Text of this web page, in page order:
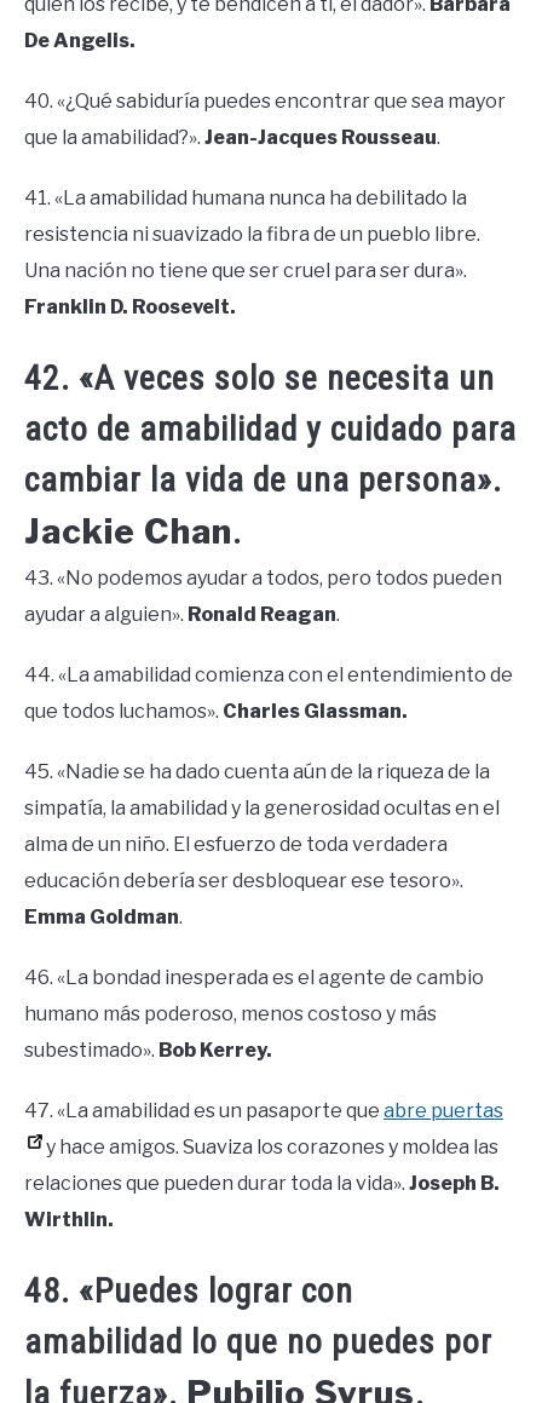
De Angelis.
40. «¿Qué sabiduría puedes encontrar que sea mayor
que la amabilidad?». Jean-Jacques Rousseau.
41. «La amabilidad humana nunca ha debilitado la
resistencia ni suavizado la fibra de un pueblo libre.
Una nación no tiene que ser cruel para ser dura».
Franklin D. Roosevelt.
42. «A veces solo se necesita un
acto de amabilidad y cuidado para
cambiar la vida de una persona».
Jackie Chan.
43. «No podemos ayudar a todos, pero todos pueden
ayudar a alguien». Ronald Reagan.
44. «La amabilidad comienza con el entendimiento de
que todos luchamos». Charles Glassman.
45. «Nadie se ha dado cuenta aún de la riqueza de la
simpatía, la amabilidad y la generosidad ocultas en el
alma de un niño. El esfuerzo de toda verdadera
educación debería ser desbloquear ese tesoro».
Emma Goldman.
46. «La bondad inesperada es el agente de cambio
humano más poderoso, menos costoso y más
subestimado». Bob Kerrey.
47. «La amabilidad es un pasaporte que abre puertas
y hace amigos. Suaviza los corazones y moldea las
relaciones que pueden durar toda la vida». Joseph B.
Wirthlin.
48. «Puedes lograr con
amabilidad lo que no puedes por
la fuerza». Pubilio Syrus.